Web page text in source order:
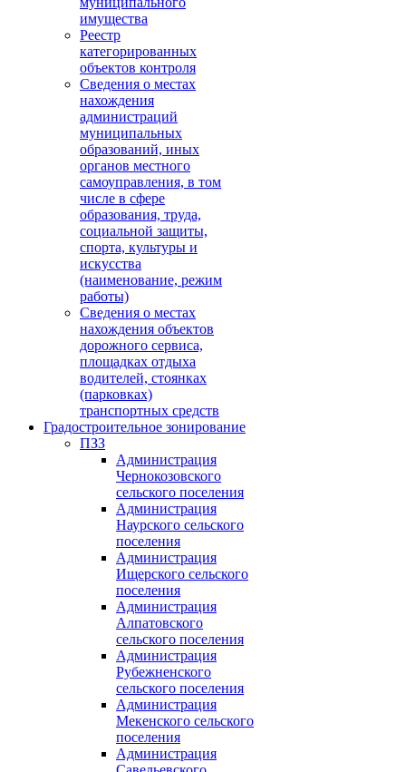
имущества
Реестр
категорированных
объектов контроля
Сведения о местах
нахождения
администраций
муниципальных
образований, иных
органов местного
самоуправления, в том
числе в сфере
образования, труда,
социальной защиты,
спорта, культуры и
искусства
(наименование, режим
работы)
Сведения о местах
нахождения объектов
дорожного сервиса,
площадках отдыха
водителей, стоянках
(парковках)
транспортных средств
Градостроительное зонирование
ПЗЗ
Администрация
Чернокозовского
сельского поселения
Администрация
Наурского сельского
поселения
Администрация
Ищерского сельского
поселения
Администрация
Алпатовского
сельского поселения
Администрация
Рубежненского
сельского поселения
Администрация
Мекенского сельского
поселения
Администрация